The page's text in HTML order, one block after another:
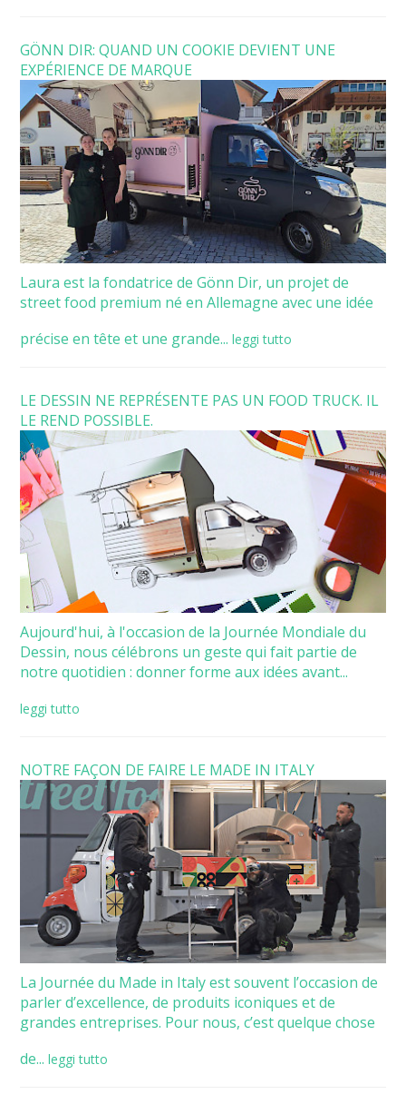
GÖNN DIR: QUAND UN COOKIE DEVIENT UNE
EXPÉRIENCE DE MARQUE
Laura est la fondatrice de Gönn Dir, un projet de
street food premium né en Allemagne avec une idée
précise en tête et une grande... leggi tutto
LE DESSIN NE REPRÉSENTE PAS UN FOOD TRUCK. IL
LE REND POSSIBLE.
Aujourd'hui, à l'occasion de la Journée Mondiale du
Dessin, nous célébrons un geste qui fait partie de
notre quotidien : donner forme aux idées avant...
leggi tutto
NOTRE FAÇON DE FAIRE LE MADE IN ITALY
La Journée du Made in Italy est souvent l’occasion de
parler d’excellence, de produits iconiques et de
grandes entreprises. Pour nous, c’est quelque chose
de... leggi tutto